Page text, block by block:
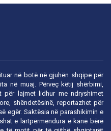
në botë në gjuhën shqipe për
në muaj. Përveç këtij shërbimi,
për lajmet lidhur me ndryshimet
shëndetësinë, reportazhet për
egër. Saktësia në parashikimin e
e lartpërmendura e kanë bërë